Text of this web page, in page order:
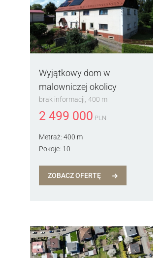
Wyjątkowy dom w
malowniczej okolicy
brak informacji 400 m
2 499 000 PLN
Metraż: 400 m
Pokoje: 10
ZOBACZ OFERTĘ